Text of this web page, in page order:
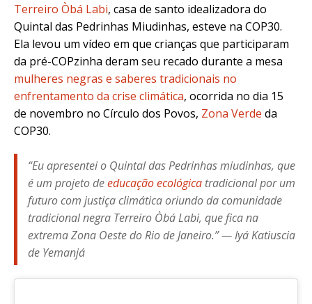
Terreiro Òbá Labi, casa de santo idealizadora do
Quintal das Pedrinhas Miudinhas, esteve na COP30.
Ela levou um vídeo em que crianças que participaram
da pré-COPzinha deram seu recado durante a mesa
mulheres negras e saberes tradicionais no
enfrentamento da crise climática, ocorrida no dia 15
de novembro no Círculo dos Povos, Zona Verde da
COP30.
“Eu apresentei o Quintal das Pedrinhas miudinhas, que
é um projeto deeducação ecológica tradicional por um
futuro com justiça climática oriundo da comunidade
tradicional negra Terreiro Òbá Labi, que fica na
extrema Zona Oeste do Rio de Janeiro.”—Iyá Katiuscia
de Yemanjá